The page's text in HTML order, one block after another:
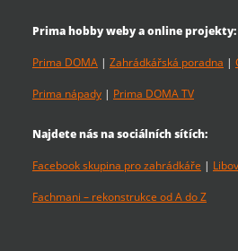
Prima hobby weby a online projekty:
Prima DOMA | Zahrádkářská poradna |
Prima nápady | Prima DOMA TV
Najdete nás na sociálních sítích:
Facebook skupina pro zahrádkáře |
Fachmani – rekonstrukce od A do Z